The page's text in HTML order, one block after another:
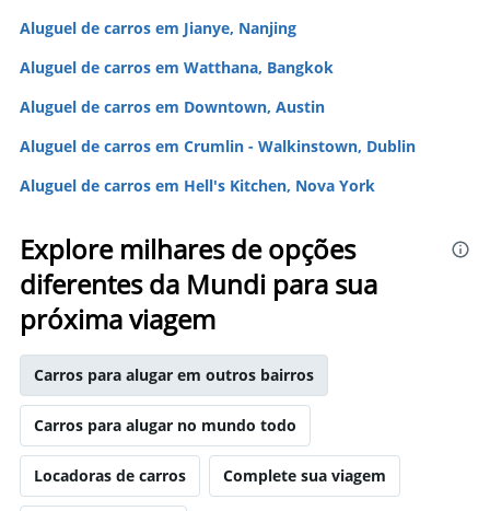
Aluguel de carros em Jianye, Nanjing
Aluguel de carros em Watthana, Bangkok
Aluguel de carros em Downtown, Austin
Aluguel de carros em Crumlin - Walkinstown, Dublin
Aluguel de carros em Hell's Kitchen, Nova York
Explore milhares de opções
diferentes da Mundi para sua
próxima viagem
Carros para alugar em outros bairros
Carros para alugar no mundo todo
Locadoras de carros Complete sua viagem